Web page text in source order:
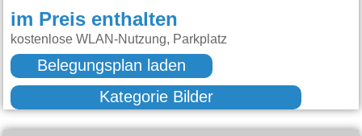
im Preis enthalten
kostenlose WLAN-Nutzung, Parkplatz
Belegungsplan laden
Kategorie Bilder